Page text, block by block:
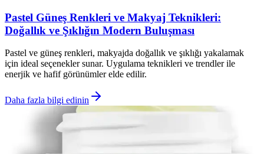
Pastel Güneş Renkleri ve Makyaj Teknikleri:
Doğallık ve Şıklığın Modern Buluşması
Pastel ve güneş renkleri, makyajda doğallık ve şıklığı yakalamak
için ideal seçenekler sunar. Uygulama teknikleri ve trendler ile
enerjik ve hafif görünümler elde edilir.
Daha fazla bilgi edinin